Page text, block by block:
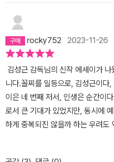
되는 일상에 안주하고 새로운 도전
에 들어선 나에게 너무도 큰 울림
야기는 화자가 누구냐에 따라 힘이
치열하게 강하게 헤쳐 온 감독님의
심장을 두드렸다이 울림을 놓치지
간이라도 치열하게 살아보려고 한
질을 키우고 노년이 되어서도 도전
감독님을 존경한다이 책을 치열하
누군가한 때 뜨거웠던 누군가그 모
rocky752 2023-11-26
김성근 감독님의 신작 에세이가
니다.꼴찌를 일등으로, 김성근이다
이은 네 번째 저서, 인생은 순간이
로서 큰 기대가 있었지만, 동시에
하게 중복되진 않을까 하는 우려도
고 읽는 내내 희열과 감탄으로 충